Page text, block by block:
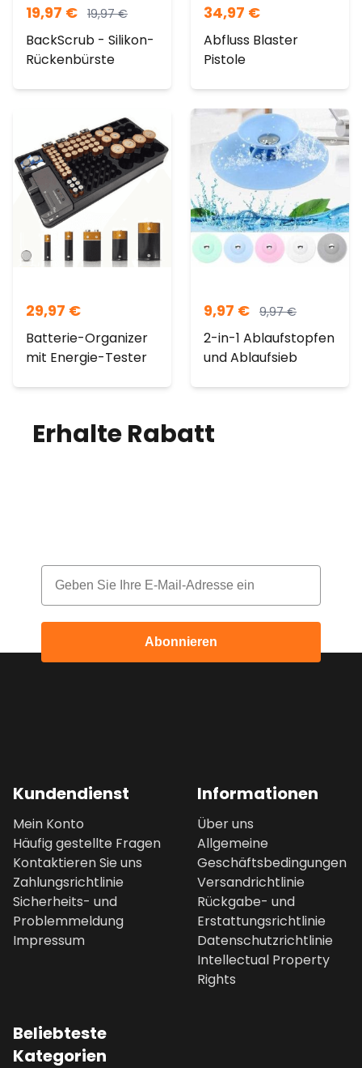
19,97 € 19,97€
BackScrub - Silikon-
Rückenbürste
34,97 €
Abfluss Blaster
Pistole
29,97 €
Batterie-Organizer
mit Energie-Tester
9,97 € 9,97€
2-in-1 Ablaufstopfen
und Ablaufsieb
Erhalte Rabatt
Email
Abonnieren
Kundendienst
Mein Konto
Häufig gestellte Fragen
Kontaktieren Sie uns
Zahlungsrichtlinie
Sicherheits- und
Problemmeldung
Impressum
Informationen
Über uns
Allgemeine
Geschäftsbedingungen
Versandrichtlinie
Rückgabe- und
Erstattungsrichtlinie
Datenschutzrichtlinie
Intellectual Property
Rights
Beliebteste
Kategorien